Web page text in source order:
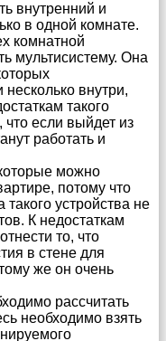
внутренний и
в одной комнате.
комнатной
мультисистему. Она
внутри,
такого
что если выйдет из
работать и
можно
потому что
такого устройства не
К недостаткам
то, что
в стене для
же он очень
рассчитать
необходимо взять